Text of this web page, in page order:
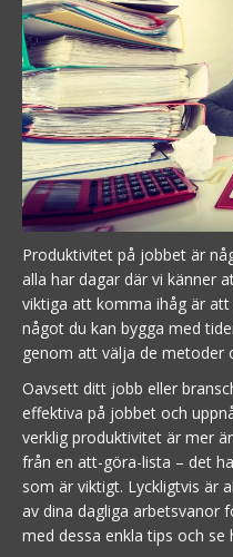
Produktivitet på jobbet är
alla har dagar där vi känner
viktiga att komma ihåg är
något du kan bygga med
genom att välja de metoder
Oavsett ditt jobb eller
effektiva på jobbet och
verklig produktivitet är mer
från en att-göra-lista – det
som är viktigt. Lyckligtvis är
av dina dagliga arbetsvanor
med dessa enkla tips och